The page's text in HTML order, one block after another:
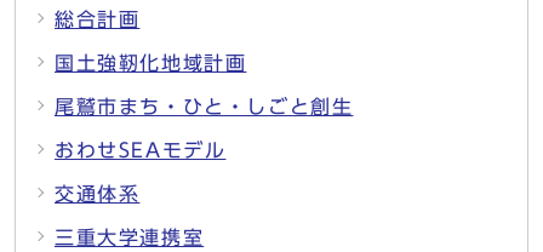
総合計画
国土強靭化地域計画
尾鷲市まち・ひと・しごと創生
おわせSEAモデル
交通体系
三重大学連携室